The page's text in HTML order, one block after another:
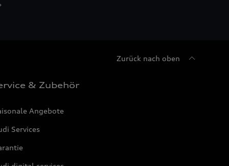
Zurück nach oben
& Zubehör
Angebote
Services